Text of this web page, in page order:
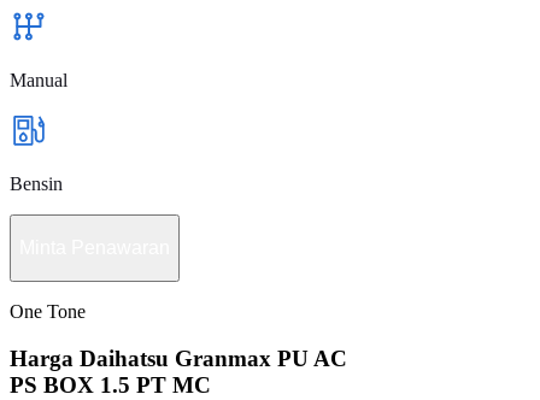
Manual
Bensin
One Tone
Harga Daihatsu Granmax PU AC
PS BOX 1.5 PT MC